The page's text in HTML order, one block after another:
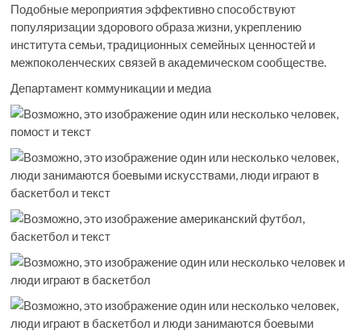
Подобные мероприятия эффективно способствуют
популяризации здорового образа жизни, укреплению
института семьи, традиционных семейных ценностей и
межпоколенческих связей в академическом сообществе.
Департамент коммуникации и медиа